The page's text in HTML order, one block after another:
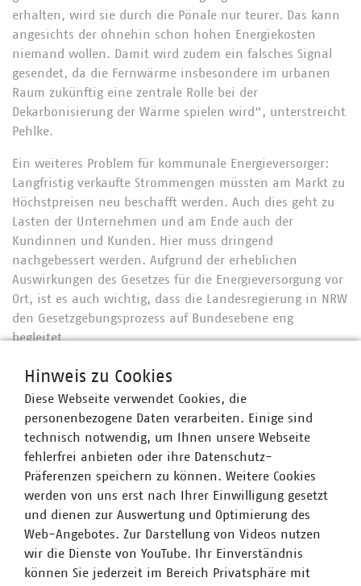
erhalten, wird sie durch die Pönale nur teurer. Das kann
angesichts der ohnehin schon hohen Energiekosten
niemand wollen. Damit wird zudem ein falsches Signal
gesendet, da die Fernwärme insbesondere im urbanen
Raum zukünftig eine zentrale Rolle bei der
Dekarbonisierung der Wärme spielen wird“, unterstreicht
Pehlke.
Ein weiteres Problem für kommunale Energieversorger:
Langfristig verkaufte Strommengen müssten am Markt zu
Höchstpreisen neu beschafft werden. Auch dies geht zu
Lasten der Unternehmen und am Ende auch der
Kundinnen und Kunden. Hier muss dringend
nachgebessert werden. Aufgrund der erheblichen
Auswirkungen des Gesetzes für die Energieversorgung vor
Ort, ist es auch wichtig, dass die Landesregierung in NRW
den Gesetzgebungsprozess auf Bundesebene eng
begleitet.
Sollte der Gesetzgeber dennoch an der Pönalisierung
definiert werden, wie die auslösende Störung oder
Gefährdungssituation beschaffen sein soll – etwa
geknüpft an die Ausrufung der Alarmstufe im Notfallplan
Entschädigungsregelung für die betroffenen Kraftwerke
und KWK-Anlagen. Entsprechende Hilfe für die
gasgebundene Energieerzeugung sind bei eskalierenden
Preisen ohnehin notwendig, um Versorgungssicherheit
erhalten. Die energiewirtschaftlichen Verbände haben
Hinweis zu Cookies
Diese Webseite verwendet Cookies, die
personenbezogene Daten verarbeiten. Einige sind
technisch notwendig, um Ihnen unsere Webseite
fehlerfrei anbieten oder ihre Datenschutz-
Präferenzen speichern zu können. Weitere Cookies
werden von uns erst nach Ihrer Einwilligung gesetzt
und dienen zur Auswertung und Optimierung des
Web-Angebotes. Zur Darstellung von Videos nutzen
wir die Dienste von YouTube. Ihr Einverständnis
können Sie jederzeit im Bereich Privatsphäre mit